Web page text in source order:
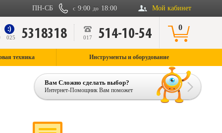
Мой кабинет
с 9:00 до 18:00
ПН-СБ
025 5318318 017 514-10-54 0
техника Инструменты и оборудование
Вам Сложно сделать выбор?
Интернет-Помощник Вам поможет